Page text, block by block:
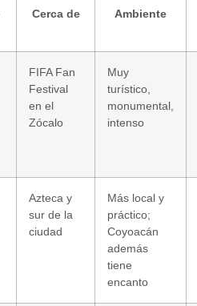
Cerca de Ambiente
FIFA Fan
Festival
en el
Zócalo
Muy
turístico,
monumental,
intenso
Azteca y
sur de la
ciudad
Más local y
práctico;
Coyoacán
además
tiene
encanto